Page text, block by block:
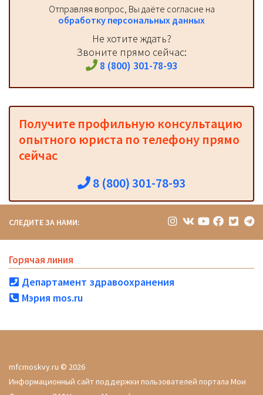
Отправляя вопрос, Вы даёте согласие на
обработку персональных данных
Не хотите ждать?
Звоните прямо сейчас:
8 (800) 301-78-93
Получите профильную консультацию
опытного юриста по телефону прямо
сейчас
8 (800) 301-78-93
СЛЕДИТЕ ЗА НАМИ:
Горячая линия
Департамент здравоохранения
Мэрия mos.ru
mfcmoskvy.ru © 2026
Информационный сайт поддержки пользователей портала Мои